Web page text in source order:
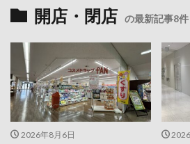
開店・閉店 の最新記事8件
2026年8月6日